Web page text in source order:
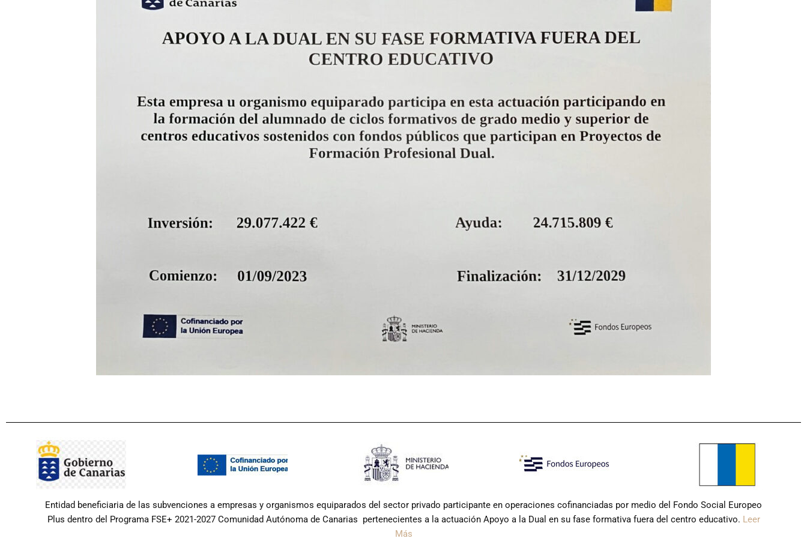
Entidad beneficiaria de las subvenciones a empresas y organismos equiparados del sector privado participante en operaciones cofinanciadas por medio del Fondo Social Europeo
Plus dentro del Programa FSE+ 2021-2027 Comunidad Autónoma de Canarias pertenecientes a la actuación Apoyo a la Dual en su fase formativa fuera del centro educativo. Leer
Más